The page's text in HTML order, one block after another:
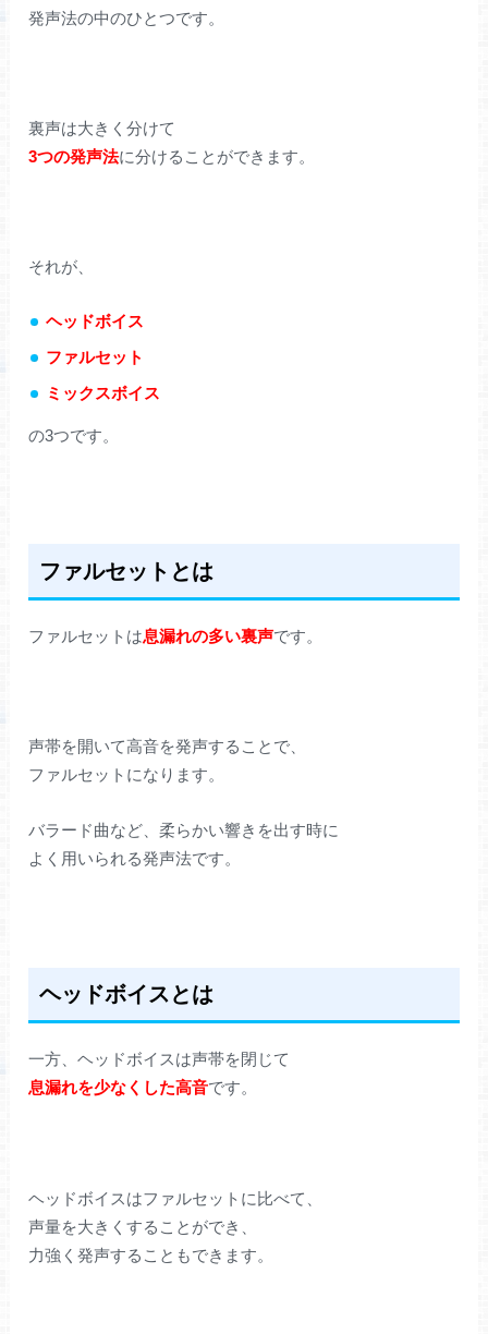
発声法の中のひとつです。
裏声は大きく分けて
3つの発声法に分けることができます。
それが、
ヘッドボイス
ファルセット
ミックスボイス
の3つです。
ファルセットとは
ファルセットは息漏れの多い裏声です。
声帯を開いて高音を発声することで、
ファルセットになります。
バラード曲など、柔らかい響きを出す時に
よく用いられる発声法です。
ヘッドボイスとは
一方、ヘッドボイスは声帯を閉じて
息漏れを少なくした高音です。
ヘッドボイスはファルセットに比べて、
声量を大きくすることができ、
力強く発声することもできます。